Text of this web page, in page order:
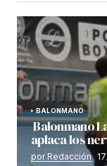
BALONMANO
Balonmano
aplaca los
por Redacción